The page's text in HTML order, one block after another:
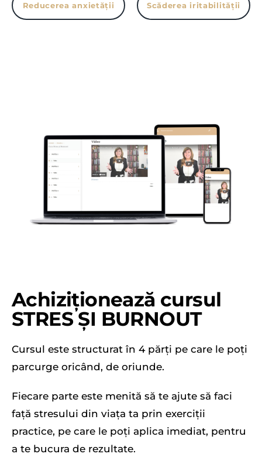
Reducerea anxietății Scăderea iritabilității
Achiziționează cursul
STRES ȘI BURNOUT
Cursul este structurat în 4 părți pe care le poți
parcurge oricând, de oriunde.
Fiecare parte este menită să te ajute să faci
față stresului din viața ta prin exerciții
practice, pe care le poți aplica imediat, pentru
a te bucura de rezultate.